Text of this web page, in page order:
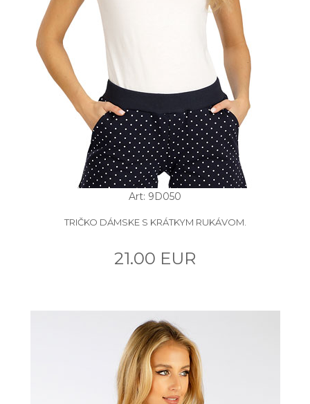
Art: 9D050
TRIČKO DÁMSKE S KRÁTKYM RUKÁVOM.
21.00 EUR